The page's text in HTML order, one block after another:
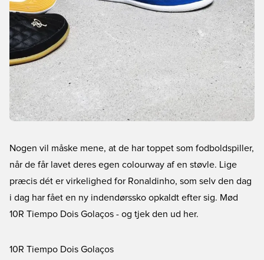
Nogen vil måske mene, at de har toppet som fodboldspiller,
når de får lavet deres egen colourway af en støvle. Lige
præcis dét er virkelighed for Ronaldinho, som selv den dag
i dag har fået en ny indendørssko opkaldt efter sig. Mød
10R Tiempo Dois Golaços - og tjek den ud her.
10R Tiempo Dois Golaços